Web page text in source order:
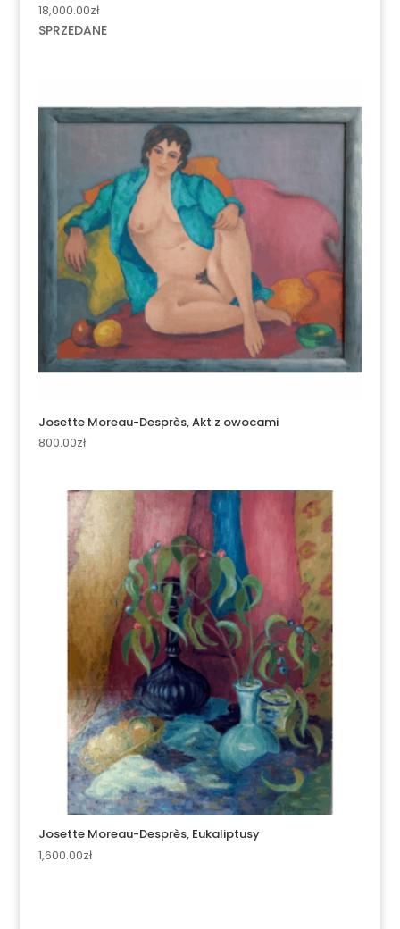
18,000.00zł
SPRZEDANE
Josette Moreau-Desprès, Akt z owocami
800.00zł
Josette Moreau-Desprès, Eukaliptusy
1,600.00zł